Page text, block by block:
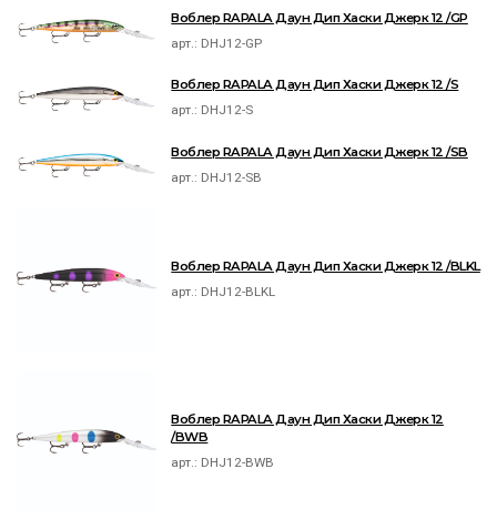
Воблер RAPALA Даун Дип Хаски Джерк 12 /GP
арт.: DHJ12-GP
Воблер RAPALA Даун Дип Хаски Джерк 12 /S
арт.: DHJ12-S
Воблер RAPALA Даун Дип Хаски Джерк 12 /SB
арт.: DHJ12-SB
Воблер RAPALA Даун Дип Хаски Джерк 12 /BLKL
арт.: DHJ12-BLKL
Воблер RAPALA Даун Дип Хаски Джерк 12
/BWB
арт.: DHJ12-BWB